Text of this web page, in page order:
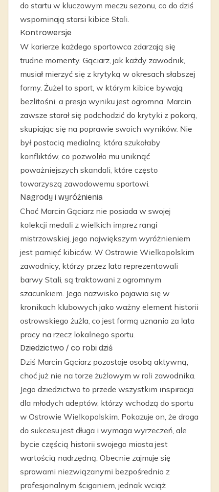
do startu w kluczowym meczu sezonu, co do dziś
wspominają starsi kibice Stali.
Kontrowersje
W karierze każdego sportowca zdarzają się
trudne momenty. Gąciarz, jak każdy zawodnik,
musiał mierzyć się z krytyką w okresach słabszej
formy. Żużel to sport, w którym kibice bywają
bezlitośni, a presja wyniku jest ogromna. Marcin
zawsze starał się podchodzić do krytyki z pokorą,
skupiając się na poprawie swoich wyników. Nie
był postacią medialną, która szukałaby
konfliktów, co pozwoliło mu uniknąć
poważniejszych skandali, które często
towarzyszą zawodowemu sportowi.
Nagrody i wyróżnienia
Choć Marcin Gąciarz nie posiada w swojej
kolekcji medali z wielkich imprez rangi
mistrzowskiej, jego największym wyróżnieniem
jest pamięć kibiców. W Ostrowie Wielkopolskim
zawodnicy, którzy przez lata reprezentowali
barwy Stali, są traktowani z ogromnym
szacunkiem. Jego nazwisko pojawia się w
kronikach klubowych jako ważny element historii
ostrowskiego żużla, co jest formą uznania za lata
pracy na rzecz lokalnego sportu.
Dziedzictwo / co robi dziś
Dziś Marcin Gąciarz pozostaje osobą aktywną,
choć już nie na torze żużlowym w roli zawodnika.
Jego dziedzictwo to przede wszystkim inspiracja
dla młodych adeptów, którzy wchodzą do sportu
w Ostrowie Wielkopolskim. Pokazuje on, że droga
do sukcesu jest długa i wymaga wyrzeczeń, ale
bycie częścią historii swojego miasta jest
wartością nadrzędną. Obecnie zajmuje się
sprawami niezwiązanymi bezpośrednio z
profesjonalnym ściganiem, jednak wciąż